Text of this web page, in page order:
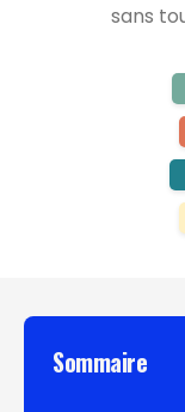
sans
Sommaire